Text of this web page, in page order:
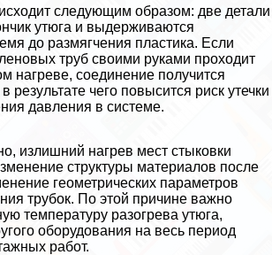
следующим образом: две детали
утюга и выдерживаются
до размягчения пластика. Если
труб своими руками проходит
нагреве, соединение получится
результате чего повысится риск утечки
давления в системе.
излишний нагрев мест стыковки
структуры материалов после
геометрических параметров
трубок. По этой причине важно
температуру разогрева утюга,
оборудования на весь период
работ.